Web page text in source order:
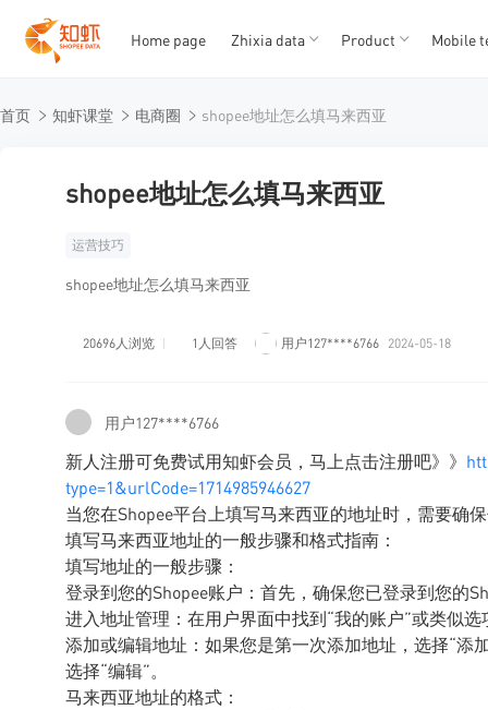
12345
Home page Zhixia data Product Mobile
首页 知虾课堂 电商圈 shopee地址怎么填马来西亚
shopee地址怎么填马来西亚
运营技巧
shopee地址怎么填马来西亚
20696人浏览 1人回答 用户127****6766 2024-05-18
用户127****6766
新人注册可免费试用知虾会员，马上点击注册吧》》
type=1&urlCode=1714985946627
当您在Shopee平台上填写马来西亚的地址时，需要确
填写马来西亚地址的一般步骤和格式指南：
填写地址的一般步骤：
登录到您的Shopee账户：首先，确保您已登录到您的
进入地址管理：在用户界面中找到“我的账户”或类似
添加或编辑地址：如果您是第一次添加地址，选择“添
选择“编辑”。
马来西亚地址的格式：